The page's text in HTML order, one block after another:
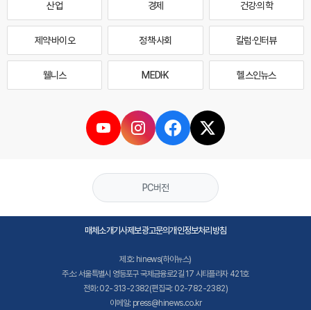
산업 경제 건강·의학
제약·바이오 정책·사회 칼럼·인터뷰
웰니스 MEDI·K 헬스인뉴스
PC버전
매체소개기사제보광고문의개인정보처리방침
제호: hinews(하이뉴스)
주소: 서울특별시 영등포구 국제금융로2길 17 시티플라자 421호
전화: 02-313-2382(편집국: 02-782-2382)
이메일: press@hinews.co.kr